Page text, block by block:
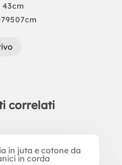
correlati
in juta e cotone da
in corda